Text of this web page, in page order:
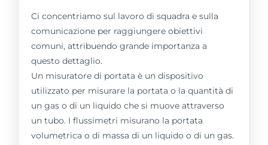
Ci concentriamo sul lavoro di squadra e sulla
comunicazione per raggiungere obiettivi
comuni, attribuendo grande importanza a
questo dettaglio.
Un misuratore di portata è un dispositivo
utilizzato per misurare la portata o la quantità di
un gas o di un liquido che si muove attraverso
un tubo. I flussimetri misurano la portata
volumetrica o di massa di un liquido o di un gas.